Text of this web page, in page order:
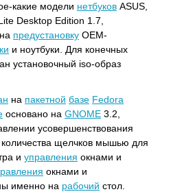
какие модели нетбуков ASUS,
Desktop Edition 1.7,
предустановку OEM-
и ноутбуки. Для конечных
установочный iso-образ
на пакетной базе Fedora
основано на GNOME 3.2,
усовершенствования
щелчков мышью для
и управления окнами и
окнами и
именно на рабочий стол.